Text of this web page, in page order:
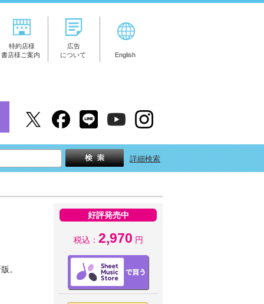
特約店様
書店様ご案内
広告
について
English
詳細検索
。
好評発売中
税込： 2,970 円